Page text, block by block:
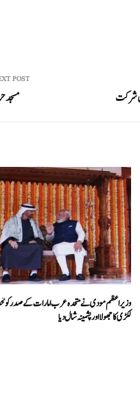
POST
مسجد
وزیراعظم مودی نے متحدہ عرب امارات کے صدر کو
لکڑی کا جھولا اور پشمینہ شال دیا